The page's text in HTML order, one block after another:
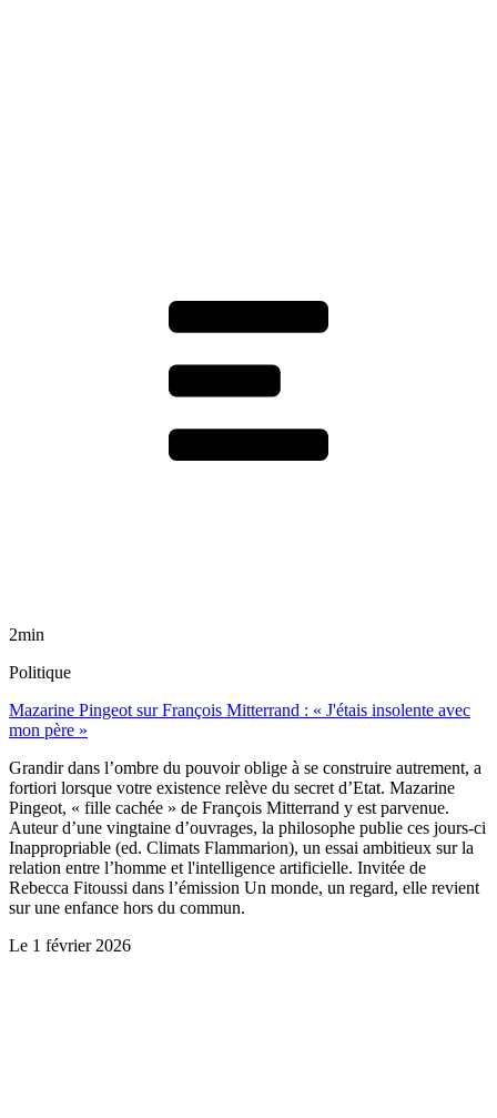
2min
Politique
Mazarine Pingeot sur François Mitterrand : « J'étais insolente avec
mon père »
Grandir dans l’ombre du pouvoir oblige à se construire autrement, a
fortiori lorsque votre existence relève du secret d’Etat. Mazarine
Pingeot, « fille cachée » de François Mitterrand y est parvenue.
Auteur d’une vingtaine d’ouvrages, la philosophe publie ces jours-ci
Inappropriable (ed. Climats Flammarion), un essai ambitieux sur la
relation entre l’homme et l'intelligence artificielle. Invitée de
Rebecca Fitoussi dans l’émission Un monde, un regard, elle revient
sur une enfance hors du commun.
Le 1 février 2026